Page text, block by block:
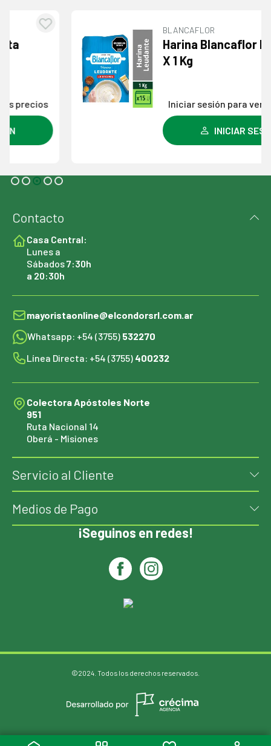
BLANCAFLOR
Harina Blancaflor Leudante
X 1 Kg
Iniciar sesión para ver los precios
INICIAR SESIÓN
Contacto
Casa Central:
Lunes a
Sábados7:30h
a 20:30h
mayoristaonline@elcondorsrl.com.ar
Whatsapp: +54 (3755) 532270
Línea Directa: +54 (3755) 400232
Colectora Apóstoles Norte
951
Ruta Nacional 14
Oberá - Misiones
Servicio al Cliente
Medios de Pago
¡Seguinos en redes!
©2024. Todos los derechos reservados.